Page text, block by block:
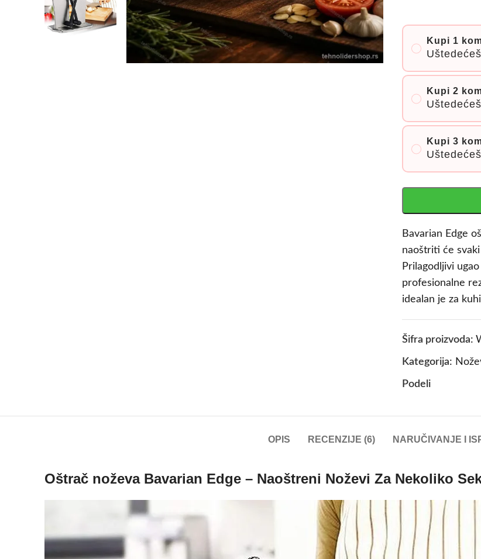
Kupi 1
Uštedećeš
Kupi 2
Uštedećeš
Kupi 3
Uštedećeš
Bavarian Edge
naoštriti će
Prilagodljivi
profesionalne
idealan je za
Šifra proizvoda:
Kategorija:
Podeli
OPIS RECENZIJE (6) NARUČIVANJE I
Oštrač noževa Bavarian Edge – Naoštreni Noževi Za Nekoliko